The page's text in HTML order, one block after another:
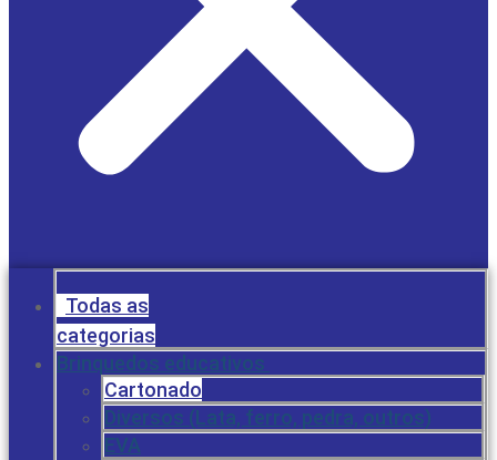
Todas as
categorias
Brinquedos educativos
Cartonado
Diversos (Lata, ferro, pedra, outros)
EVA